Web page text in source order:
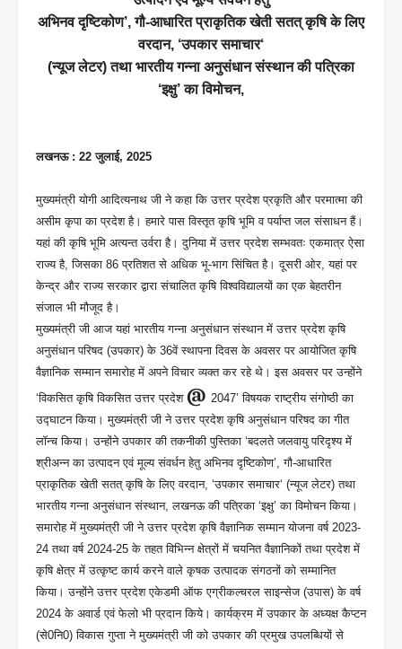
अभिनव दृष्टिकोण’, गौ-आधारित प्राकृतिक खेती सतत् कृषि के लिए
वरदान, ‘उपकार समाचार‘
(न्यूज लेटर) तथा भारतीय गन्ना अनुसंधान संस्थान की पत्रिका
‘इक्षु’ का विमोचन,
लखनऊ : 22 जुलाई, 2025
मुख्यमंत्री योगी आदित्यनाथ जी ने कहा कि उत्तर प्रदेश प्रकृति और परमात्मा की
असीम कृपा का प्रदेश है। हमारे पास विस्तृत कृषि भूमि व पर्याप्त जल संसाधन हैं।
यहां की कृषि भूमि अत्यन्त उर्वरा है। दुनिया में उत्तर प्रदेश सम्भवतः एकमात्र ऐसा
राज्य है, जिसका 86 प्रतिशत से अधिक भू-भाग सिंचित है। दूसरी ओर, यहां पर
केन्द्र और राज्य सरकार द्वारा संचालित कृषि विश्वविद्यालयों का एक बेहतरीन
संजाल भी मौजूद है।
मुख्यमंत्री जी आज यहां भारतीय गन्ना अनुसंधान संस्थान में उत्तर प्रदेश कृषि
अनुसंधान परिषद (उपकार) के 36वें स्थापना दिवस के अवसर पर आयोजित कृषि
वैज्ञानिक सम्मान समारोह में अपने विचार व्यक्त कर रहे थे। इस अवसर पर उन्होंने
‘विकसित कृषि विकसित उत्तर प्रदेश @ 2047’ विषयक राष्ट्रीय संगोष्ठी का
उद्घाटन किया। मुख्यमंत्री जी ने उत्तर प्रदेश कृषि अनुसंधान परिषद का गीत
लॉन्च किया। उन्होंने उपकार की तकनीकी पुस्तिका ‘बदलते जलवायु परिदृश्य में
श्रीअन्न का उत्पादन एवं मूल्य संवर्धन हेतु अभिनव दृष्टिकोण’, गौ-आधारित
प्राकृतिक खेती सतत् कृषि के लिए वरदान, ‘उपकार समाचार‘ (न्यूज लेटर) तथा
भारतीय गन्ना अनुसंधान संस्थान, लखनऊ की पत्रिका ‘इक्षु’ का विमोचन किया।
समारोह में मुख्यमंत्री जी ने उत्तर प्रदेश कृषि वैज्ञानिक सम्मान योजना वर्ष 2023-
24 तथा वर्ष 2024-25 के तहत विभिन्न क्षेत्रों में चयनित वैज्ञानिकों तथा प्रदेश में
कृषि क्षेत्र में उत्कृष्ट कार्य करने वाले कृषक उत्पादक संगठनों को सम्मानित
किया। उन्होंने उत्तर प्रदेश एकेडमी ऑफ एग्रीकल्चरल साइन्सेज (उपास) के वर्ष
2024 के अवार्ड एवं फेलो भी प्रदान किये। कार्यक्रम में उपकार के अध्यक्ष कैप्टन
(से0नि0) विकास गुप्ता ने मुख्यमंत्री जी को उपकार की प्रमुख उपलब्धियों से